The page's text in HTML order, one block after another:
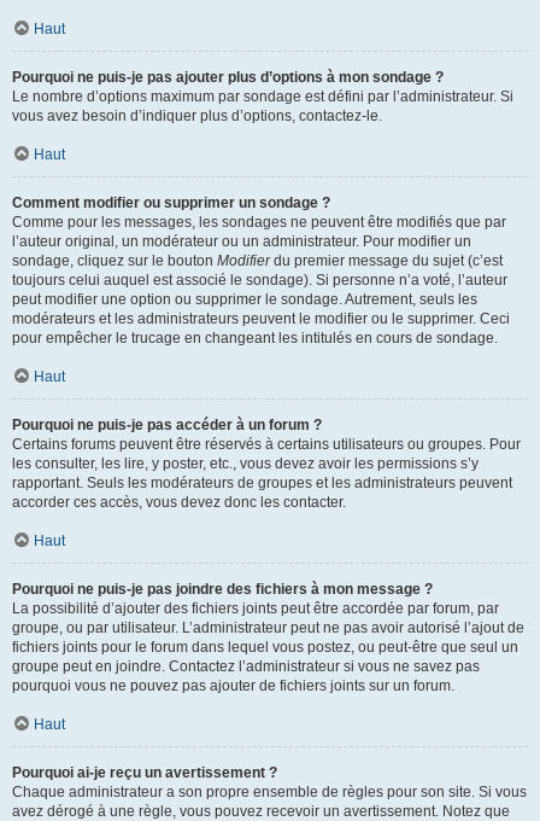
Haut
Pourquoi ne puis-je pas ajouter plus d’options à mon sondage ?
Le nombre d’options maximum par sondage est défini par l’administrateur. Si
vous avez besoin d’indiquer plus d’options, contactez-le.
Haut
Comment modifier ou supprimer un sondage ?
Comme pour les messages, les sondages ne peuvent être modifiés que par
l’auteur original, un modérateur ou un administrateur. Pour modifier un
sondage, cliquez sur le bouton Modifierdu premier message du sujet (c’est
toujours celui auquel est associé le sondage). Si personne n’a voté, l’auteur
peut modifier une option ou supprimer le sondage. Autrement, seuls les
modérateurs et les administrateurs peuvent le modifier ou le supprimer. Ceci
pour empêcher le trucage en changeant les intitulés en cours de sondage.
Haut
Pourquoi ne puis-je pas accéder à un forum ?
Certains forums peuvent être réservés à certains utilisateurs ou groupes. Pour
les consulter, les lire, y poster, etc., vous devez avoir les permissions s’y
rapportant. Seuls les modérateurs de groupes et les administrateurs peuvent
accorder ces accès, vous devez donc les contacter.
Haut
Pourquoi ne puis-je pas joindre des fichiers à mon message ?
La possibilité d’ajouter des fichiers joints peut être accordée par forum, par
groupe, ou par utilisateur. L’administrateur peut ne pas avoir autorisé l’ajout de
fichiers joints pour le forum dans lequel vous postez, ou peut-être que seul un
groupe peut en joindre. Contactez l’administrateur si vous ne savez pas
pourquoi vous ne pouvez pas ajouter de fichiers joints sur un forum.
Haut
Pourquoi ai-je reçu un avertissement ?
Chaque administrateur a son propre ensemble de règles pour son site. Si vous
avez dérogé à une règle, vous pouvez recevoir un avertissement. Notez que